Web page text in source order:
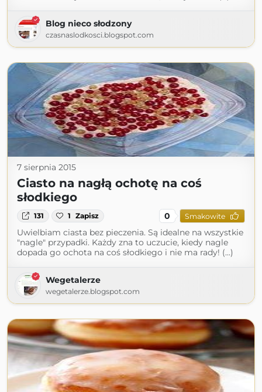
Blog nieco słodzony
czasnaslodkosci.blogspot.com
7 sierpnia 2015
Ciasto na nagłą ochotę na coś
słodkiego
131 1 Zapisz 0 Smakowite
Uwielbiam ciasta bez pieczenia. Są idealne na wszystkie
"nagle" przypadki. Każdy zna to uczucie, kiedy nagle
dopada go ochota na coś słodkiego i nie ma rady! (...)
Wegetalerze
wegetalerze.blogspot.com